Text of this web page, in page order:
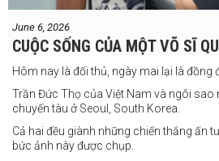
thắng. Sau trận đấu này,
một trận đấu khác được
Philippines
June 6, 2026
CUỘC SỐNG CỦA MỘT VÕ SĨ
Hôm nay là đối thủ, ngày mai lại là đồng
Trần Đức Thọ của Việt Nam và ngôi sao
chuyến tàu ở Seoul, South Korea.
Cả hai đều giành những chiến thắng ấn
bức ảnh này được chụp.